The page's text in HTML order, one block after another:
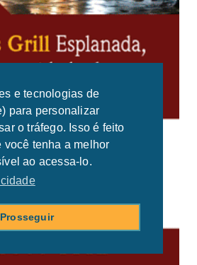
e tecnologias de
para personalizar
o tráfego. Isso é feito
você tenha a melhor
ao acessa-lo.
Prosseguir